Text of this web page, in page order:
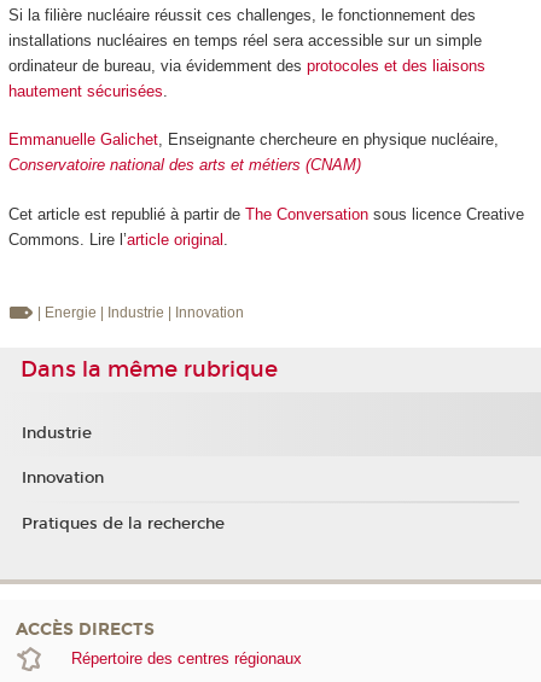
Si la filière nucléaire réussit ces challenges, le fonctionnement des
installations nucléaires en temps réel sera accessible sur un simple
ordinateur de bureau, via évidemment des protocoles et des liaisons
hautement sécurisées
Emmanuelle Galichet, Enseignante chercheure en physique nucléaire,
Conservatoire national des arts et métiers (CNAM)
Cet article est republié à partir de The Conversationsous licence Creative
Commons. Lire l’article original
| Energie | Industrie | Innovation
Dans la même rubrique
Industrie
Innovation
Pratiques de la recherche
ACCÈS DIRECTS
Répertoire des centres régionaux